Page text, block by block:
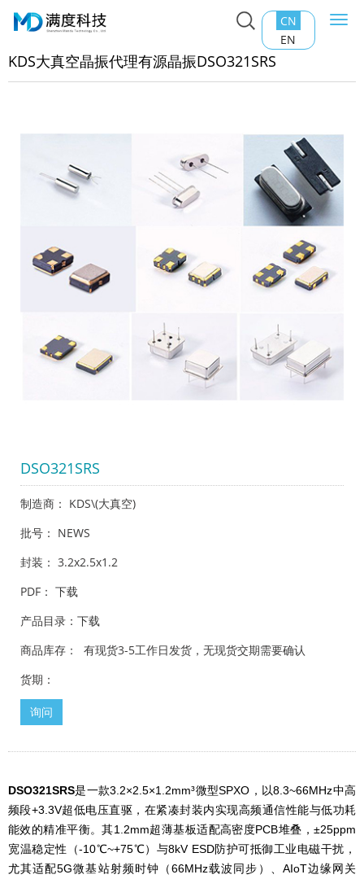
CN
EN
主页>产品中心>石英晶振
KDS大真空晶振代理有源晶振
KDS大真空晶振代理有源晶振DSO321SRS
DSO321SRS
制造商： KDS\(大真空)
批号： NEWS
封装： 3.2x2.5x1.2
PDF： 下载
产品目录： 下载
商品库存： 有现货3-5工作日发货，无现货交期需要确认
货期：
询问
DSO321SRS是一款3.2×2.5×1.2mm³微型SPXO，以8.3~66MHz中高
频段+3.3V超低电压直驱，在紧凑封装内实现高频通信性能与低功耗
能效的精准平衡。其1.2mm超薄基板适配高密度PCB堆叠，±25ppm
宽温稳定性（-10℃~+75℃）与8kV ESD防护可抵御工业电磁干扰，
尤其适配5G微基站射频时钟（66MHz载波同步）、AIoT边缘网关